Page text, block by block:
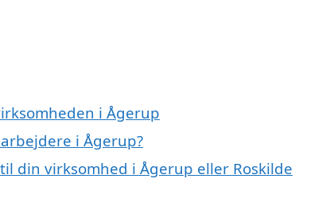
i Ågerup
i Ågerup?
din virksomhed i Ågerup eller Roskilde